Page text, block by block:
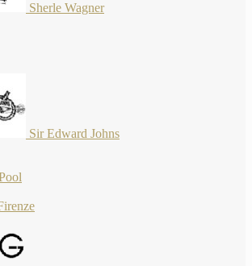
Sherle Wagner
Sir Edward Johns